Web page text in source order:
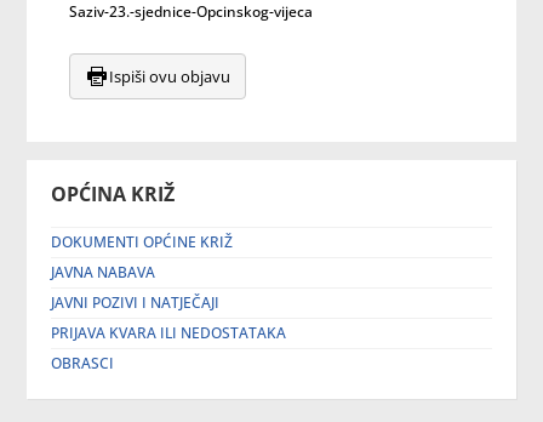
OPĆINA KRIŽ
DOKUMENTI OPĆINE KRIŽ
JAVNA NABAVA
JAVNI POZIVI I NATJEČAJI
PRIJAVA KVARA ILI NEDOSTATAKA
OBRASCI
Saziv-23.-sjednice-Opcinskog-vijeca
Ispiši ovu objavu